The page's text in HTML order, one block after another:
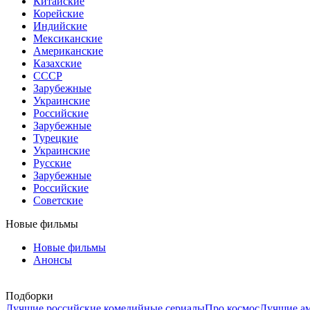
Корейские
Индийские
Мексиканские
Американские
Казахские
СССР
Зарубежные
Украинские
Российские
Зарубежные
Турецкие
Украинские
Русские
Зарубежные
Российские
Советские
Новые фильмы
Новые фильмы
Анонсы
Подборки